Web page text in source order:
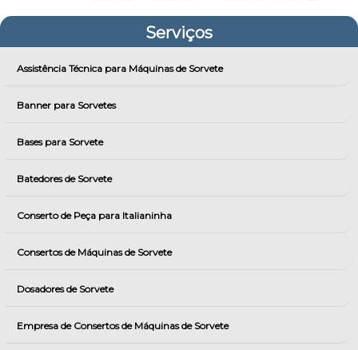
Serviços
Assistência Técnica para Máquinas de Sorvete
Banner para Sorvetes
Bases para Sorvete
Batedores de Sorvete
Conserto de Peça para Italianinha
Consertos de Máquinas de Sorvete
Dosadores de Sorvete
Empresa de Consertos de Máquinas de Sorvete